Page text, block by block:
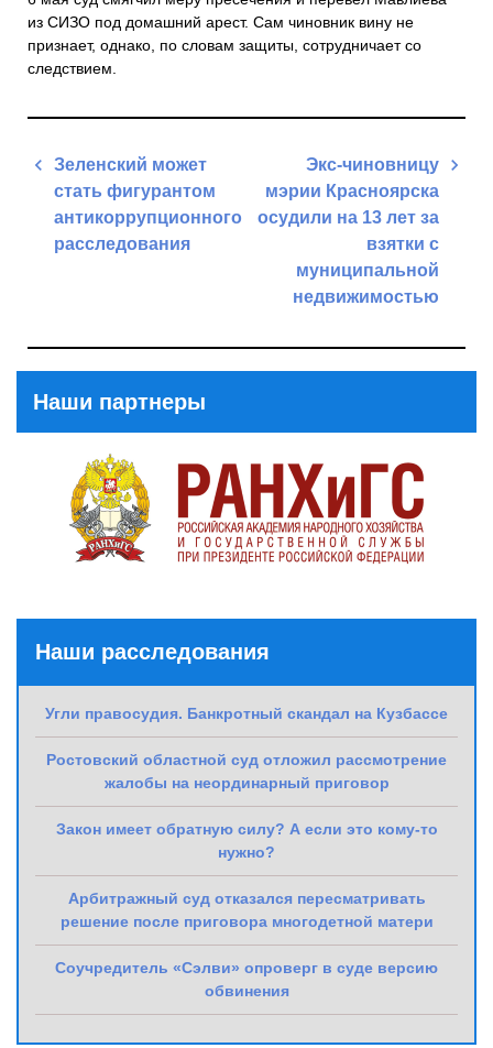
из СИЗО под домашний арест. Сам чиновник вину не
признает, однако, по словам защиты, сотрудничает со
следствием.
Навигация
записям
Зеленский может
стать фигурантом
антикоррупционного
расследования
Экс-чиновницу
мэрии Красноярска
осудили на 13 лет за
взятки с
муниципальной
недвижимостью
Наши партнеры
Наши расследования
Угли правосудия. Банкротный скандал на Кузбассе
Ростовский областной суд отложил рассмотрение
жалобы на неординарный приговор
Закон имеет обратную силу? А если это кому-то
нужно?
Арбитражный суд отказался пересматривать
решение после приговора многодетной матери
Соучредитель «Сэлви» опроверг в суде версию
обвинения